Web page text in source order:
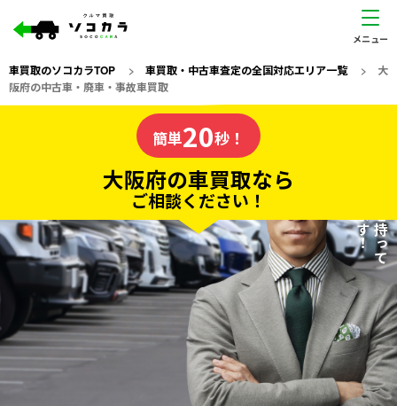
車買取のソコカラTOP > 車買取・中古車査定の全国対応エリア一覧> 大
阪府の中古車・廃車・事故車買取
の車買取なら
ソコカラの
電話か出張か、高い方の査定を提案。
だから高価買取!
私たちが責任を持って
査定いたします！
簡単20秒！
大阪府の車買取なら
ご相談ください！
20秒で入力完了！
無料で カンタンWeb査定
ご依頼いただいたお車を丁寧に査定いたします